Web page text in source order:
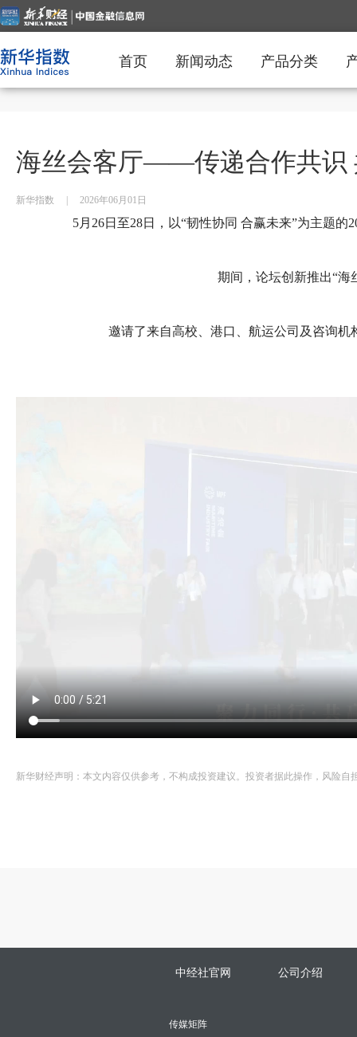
首页 新闻动态 产品分类
海丝会客厅——传递合作共识
新华指数 2026年06月01日
5月26日至28日，以“韧性协同 合赢未来”为主题
期间，论坛创新推出“海
邀请了来自高校、港口、航运公司及咨询
新华财经声明：本文内容仅供参考，不构成投资建议。投资者据此操作，风险自
中经社官网 公司介绍
传媒矩阵